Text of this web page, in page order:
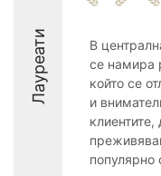
Лауреати
В
се намира
който се
и
популярно